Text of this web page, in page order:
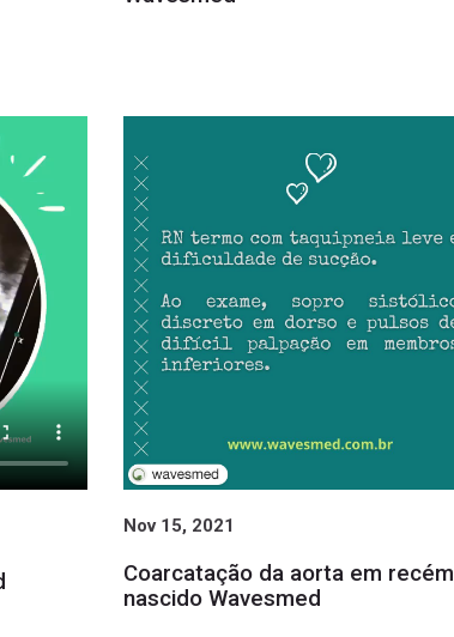
Nov 15, 2021
Coarcatação da aorta em recém
nascido Wavesmed